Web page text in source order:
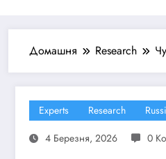
Домашня Research
Experts Research
4 Березня, 2026
0